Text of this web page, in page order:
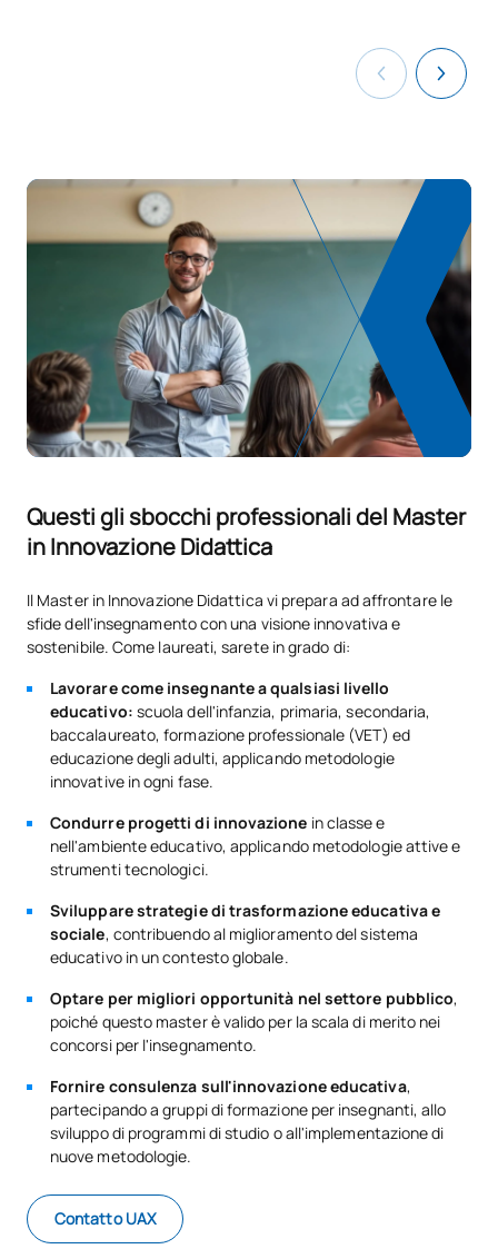
Questi gli sbocchi professionali del Master
in Innovazione Didattica
Il Master in Innovazione Didattica vi prepara ad affrontare le
sfide dell'insegnamento con una visione innovativa e
sostenibile. Come laureati, sarete in grado di:
Lavorare come insegnante a qualsiasi livello
educativo: scuola dell'infanzia, primaria, secondaria,
baccalaureato, formazione professionale (VET) ed
educazione degli adulti, applicando metodologie
innovative in ogni fase.
Condurre progetti di innovazione in classe e
nell'ambiente educativo, applicando metodologie attive e
strumenti tecnologici.
Sviluppare strategie di trasformazione educativa e
sociale, contribuendo al miglioramento del sistema
educativo in un contesto globale.
Optare per migliori opportunità nel settore pubblico,
poiché questo master è valido per la scala di merito nei
concorsi per l'insegnamento.
Fornire consulenza sull'innovazione educativa,
partecipando a gruppi di formazione per insegnanti, allo
sviluppo di programmi di studio o all'implementazione di
nuove metodologie.
Contatto UAX